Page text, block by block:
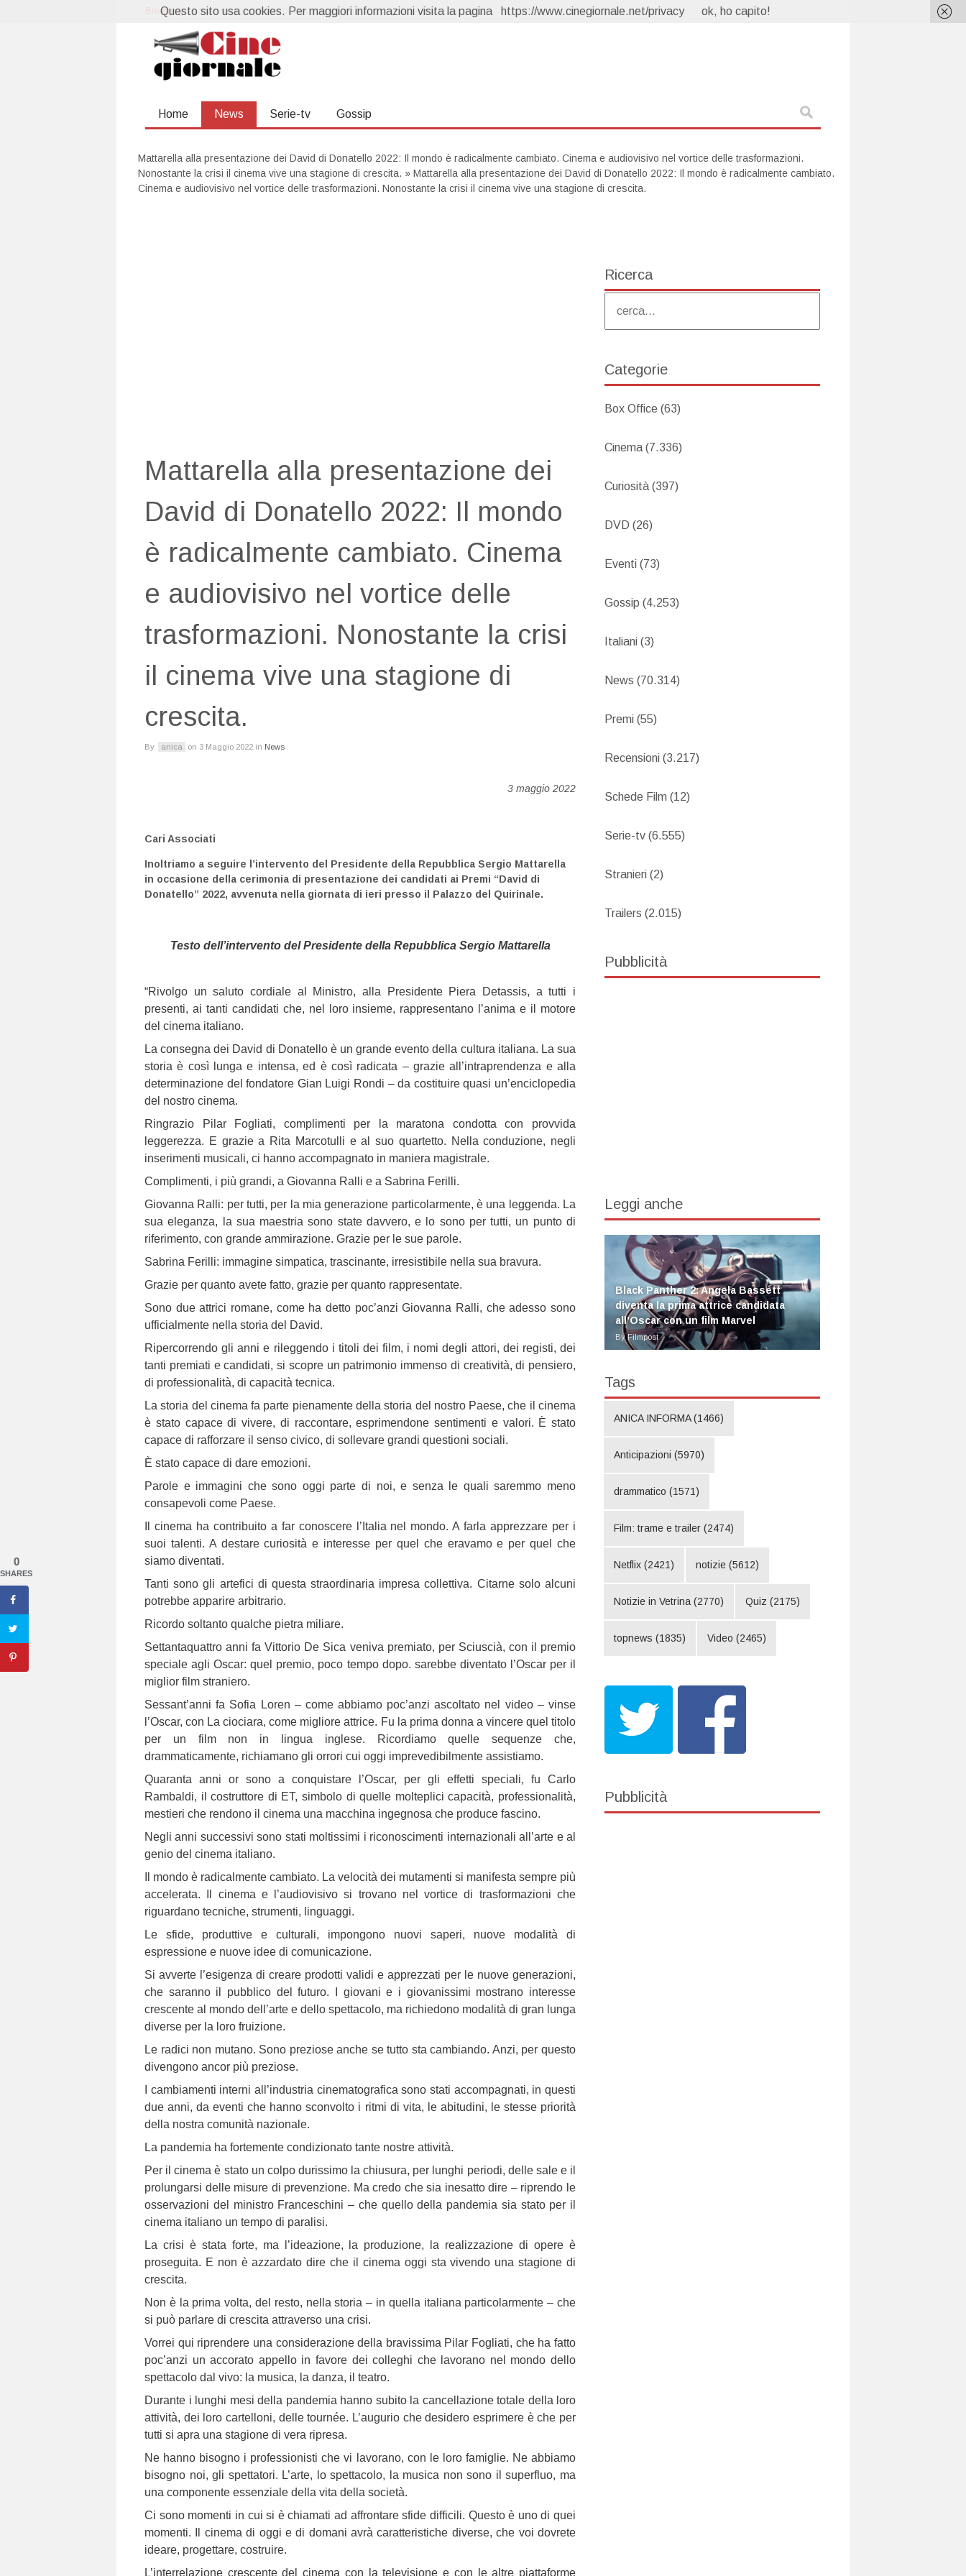
Breaking:
La prossima settimana al cinema
Home News Serie-tv Gossip
Mattarella alla presentazione dei David di Donatello 2022: Il mondo è radicalmente cambiato. Cinema e audiovisivo nel vortice delle trasformazioni.
Nonostante la crisi il cinema vive una stagione di crescita. » Mattarella alla presentazione dei David di Donatello 2022: Il mondo è radicalmente cambiato.
Cinema e audiovisivo nel vortice delle trasformazioni. Nonostante la crisi il cinema vive una stagione di crescita.
Mattarella alla presentazione dei
David di Donatello 2022: Il mondo
è radicalmente cambiato. Cinema
e audiovisivo nel vortice delle
trasformazioni. Nonostante la crisi
il cinema vive una stagione di
crescita.
By anica on 3 Maggio 2022 in News
3 maggio 2022
Cari Associati
Inoltriamo a seguire l’intervento del Presidente della Repubblica Sergio Mattarella
in occasione della cerimonia di presentazione dei candidati ai Premi “David di
Donatello” 2022, avvenuta nella giornata di ieri presso il Palazzo del Quirinale.
Testo dell’intervento del Presidente della Repubblica Sergio Mattarella
“Rivolgo un saluto cordiale al Ministro, alla Presidente Piera Detassis, a tutti i
presenti, ai tanti candidati che, nel loro insieme, rappresentano l’anima e il motore
del cinema italiano.
La consegna dei David di Donatello è un grande evento della cultura italiana. La sua
storia è così lunga e intensa, ed è così radicata – grazie all’intraprendenza e alla
determinazione del fondatore Gian Luigi Rondi – da costituire quasi un’enciclopedia
del nostro cinema.
Ringrazio Pilar Fogliati, complimenti per la maratona condotta con provvida
leggerezza. E grazie a Rita Marcotulli e al suo quartetto. Nella conduzione, negli
inserimenti musicali, ci hanno accompagnato in maniera magistrale.
Complimenti, i più grandi, a Giovanna Ralli e a Sabrina Ferilli.
Giovanna Ralli: per tutti, per la mia generazione particolarmente, è una leggenda. La
sua eleganza, la sua maestria sono state davvero, e lo sono per tutti, un punto di
riferimento, con grande ammirazione. Grazie per le sue parole.
Sabrina Ferilli: immagine simpatica, trascinante, irresistibile nella sua bravura.
Grazie per quanto avete fatto, grazie per quanto rappresentate.
Sono due attrici romane, come ha detto poc’anzi Giovanna Ralli, che adesso sono
ufficialmente nella storia del David.
Ripercorrendo gli anni e rileggendo i titoli dei film, i nomi degli attori, dei registi, dei
tanti premiati e candidati, si scopre un patrimonio immenso di creatività, di pensiero,
di professionalità, di capacità tecnica.
La storia del cinema fa parte pienamente della storia del nostro Paese, che il cinema
è stato capace di vivere, di raccontare, esprimendone sentimenti e valori. È stato
capace di rafforzare il senso civico, di sollevare grandi questioni sociali.
È stato capace di dare emozioni.
Parole e immagini che sono oggi parte di noi, e senza le quali saremmo meno
consapevoli come Paese.
Il cinema ha contribuito a far conoscere l’Italia nel mondo. A farla apprezzare per i
suoi talenti. A destare curiosità e interesse per quel che eravamo e per quel che
siamo diventati.
Tanti sono gli artefici di questa straordinaria impresa collettiva. Citarne solo alcuni
potrebbe apparire arbitrario.
Ricordo soltanto qualche pietra miliare.
Settantaquattro anni fa Vittorio De Sica veniva premiato, per Sciuscià, con il premio
speciale agli Oscar: quel premio, poco tempo dopo. sarebbe diventato l’Oscar per il
miglior film straniero.
Sessant’anni fa Sofia Loren – come abbiamo poc’anzi ascoltato nel video – vinse
l’Oscar, con La ciociara, come migliore attrice. Fu la prima donna a vincere quel titolo
per un film non in lingua inglese. Ricordiamo quelle sequenze che,
drammaticamente, richiamano gli orrori cui oggi imprevedibilmente assistiamo.
Quaranta anni or sono a conquistare l’Oscar, per gli effetti speciali, fu Carlo
Rambaldi, il costruttore di ET, simbolo di quelle molteplici capacità, professionalità,
mestieri che rendono il cinema una macchina ingegnosa che produce fascino.
Negli anni successivi sono stati moltissimi i riconoscimenti internazionali all’arte e al
genio del cinema italiano.
Il mondo è radicalmente cambiato. La velocità dei mutamenti si manifesta sempre più
accelerata. Il cinema e l’audiovisivo si trovano nel vortice di trasformazioni che
riguardano tecniche, strumenti, linguaggi.
Le sfide, produttive e culturali, impongono nuovi saperi, nuove modalità di
espressione e nuove idee di comunicazione.
Si avverte l’esigenza di creare prodotti validi e apprezzati per le nuove generazioni,
che saranno il pubblico del futuro. I giovani e i giovanissimi mostrano interesse
crescente al mondo dell’arte e dello spettacolo, ma richiedono modalità di gran lunga
diverse per la loro fruizione.
Le radici non mutano. Sono preziose anche se tutto sta cambiando. Anzi, per questo
divengono ancor più preziose.
I cambiamenti interni all’industria cinematografica sono stati accompagnati, in questi
due anni, da eventi che hanno sconvolto i ritmi di vita, le abitudini, le stesse priorità
della nostra comunità nazionale.
La pandemia ha fortemente condizionato tante nostre attività.
Per il cinema è stato un colpo durissimo la chiusura, per lunghi periodi, delle sale e il
prolungarsi delle misure di prevenzione. Ma credo che sia inesatto dire – riprendo le
osservazioni del ministro Franceschini – che quello della pandemia sia stato per il
cinema italiano un tempo di paralisi.
La crisi è stata forte, ma l’ideazione, la produzione, la realizzazione di opere è
proseguita. E non è azzardato dire che il cinema oggi sta vivendo una stagione di
crescita.
Non è la prima volta, del resto, nella storia – in quella italiana particolarmente – che
si può parlare di crescita attraverso una crisi.
Vorrei qui riprendere una considerazione della bravissima Pilar Fogliati, che ha fatto
poc’anzi un accorato appello in favore dei colleghi che lavorano nel mondo dello
spettacolo dal vivo: la musica, la danza, il teatro.
Durante i lunghi mesi della pandemia hanno subito la cancellazione totale della loro
attività, dei loro cartelloni, delle tournée. L’augurio che desidero esprimere è che per
tutti si apra una stagione di vera ripresa.
Ne hanno bisogno i professionisti che vi lavorano, con le loro famiglie. Ne abbiamo
bisogno noi, gli spettatori. L’arte, lo spettacolo, la musica non sono il superfluo, ma
una componente essenziale della vita della società.
Ci sono momenti in cui si è chiamati ad affrontare sfide difficili. Questo è uno di quei
momenti. Il cinema di oggi e di domani avrà caratteristiche diverse, che voi dovrete
ideare, progettare, costruire.
L’interrelazione crescente del cinema con la televisione e con le altre piattaforme
Ricerca
Categorie
Box Office (63)
Cinema (7.336)
Curiosità (397)
DVD (26)
Eventi (73)
Gossip (4.253)
Italiani (3)
News (70.314)
Premi (55)
Recensioni (3.217)
Schede Film (12)
Serie-tv (6.555)
Stranieri (2)
Trailers (2.015)
Pubblicità
Leggi anche
Black Panther 2: Angela Bassett
diventa la prima attrice candidata
all’Oscar con un film Marvel
By Filmpost
Tags
ANICA INFORMA(1466)
Anticipazioni (5970)
drammatico (1571)
Film: trame e trailer (2474)
Netflix (2421) notizie (5612)
Notizie in Vetrina (2770) Quiz (2175)
topnews (1835) Video (2465)
Pubblicità
0
SHARES
Questo sito usa cookies. Per maggiori informazioni visita la pagina https://www.cinegiornale.net/privacy ok, ho capito!